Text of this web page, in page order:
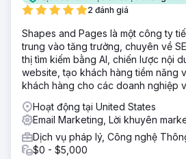
lực tiếp thị của mình để xoay chuyển
tăng trưởng có thể đo lường được.
Giải pháp
Anchour cung cấp dịch vụ hỗ trợ
lược thương hiệu, thiết kế web, lập
phát triển sáng tạo và tiếp thị công
kiểm tra trang web, truyền thông và
Walden, Anchour đã xác định các
Họ đã cung cấp các tài sản như
hiệu, nội dung truyền thông xã hội,
qua Klaviyo) và sáng tạo truyền hình
2 đánh giá
Shapes and Pages là một công ty
trung vào tăng trưởng, chuyên về
thị tìm kiếm bằng AI, chiến lược nội
website, tạo khách hàng tiềm năng
khách hàng cho các doanh nghiệp
Hoạt động tại United States
Email Marketing, Lời khuyên
Dịch vụ pháp lý, Công nghệ
$0 - $5,000